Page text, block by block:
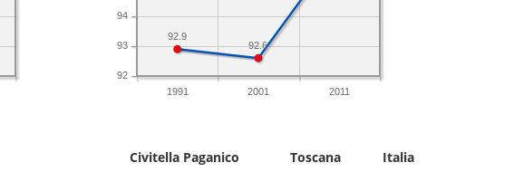
1991 2001 2011
92
93
94
92.6
92.9
Civitella Paganico Toscana Italia